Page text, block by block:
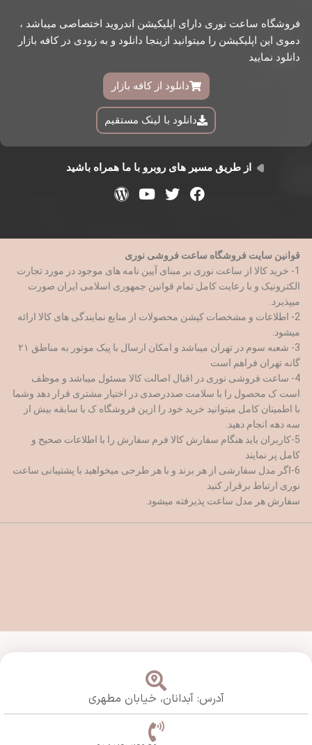
فروشگاه ساعت نوری دارای اپلیکیشن اندروید اختصاصی میباشد ،
دموی این اپلیکیشن را میتوانید ازینجا دانلود و به زودی در کافه بازار
دانلود نمایید
دانلود از کافه بازار
دانلود با لینک مستقیم
از طریق مسیر های روبرو با ما همراه باشید
قوانین سایت فروشگاه ساعت فروشی نوری
1- خرید کالا از ساعت نوری بر مبنای آیین نامه های موجود در مورد تجارت
الکترونیک و با رعایت کامل تمام قوانین جمهوری اسلامی ایران صورت
میپذیرد.
2- اطلاعات و مشخصات کپشن محصولات از منابع نمایندگی های کالا ارائه
میشود.
3- شعبه سوم در تهران میباشد و امکان ارسال با پیک موتور به مناطق ۲۱
گانه تهران فراهم است
4- ساعت فروشی نوری در اقبال اصالت کالا مسئول میباشد و موظف
است ک محصول را با سلامت صددرصدی در اختیار مشتری قرار دهد وشما
با اطمینان کامل میتوانید خرید خود را ازین فروشگاه ک با سابقه بیش از
سه دهه انجام دهید.
5-کاربران باید هنگام سفارش کالا فرم سفارش را با اطلاعات صحیح و
کامل پر نمایند
6-اگر مدل سفارشی از هر برند و با هر طرحی میخواهید با پشتیبانی ساعت
نوری ارتباط برقرار کنید
سفارش هر مدل ساعت پذیرفته میشود.
آدرس: آبدانان، خیابان مطهری